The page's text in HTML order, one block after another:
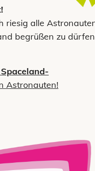
riesig alle
begrüßen zu
Spaceland-
Astronauten!